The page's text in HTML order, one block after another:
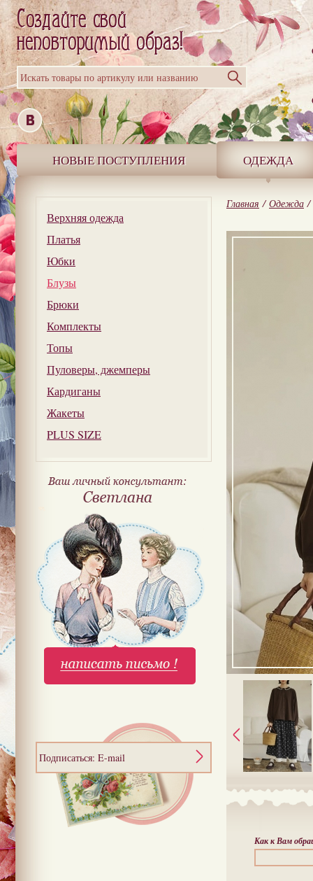
Искать товары по артикулу или названию
НОВЫЕ ПОСТУПЛЕНИЯ ОДЕЖДА
Верхняя одежда
Платья
Юбки
Блузы
Брюки
Комплекты
Топы
Пуловеры, джемперы
Кардиганы
Жакеты
PLUS SIZE
Подписаться: E-mail
Главная / Одежда /
Как к Вам